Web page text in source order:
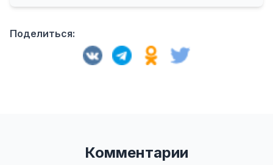
Поделиться:
Комментарии